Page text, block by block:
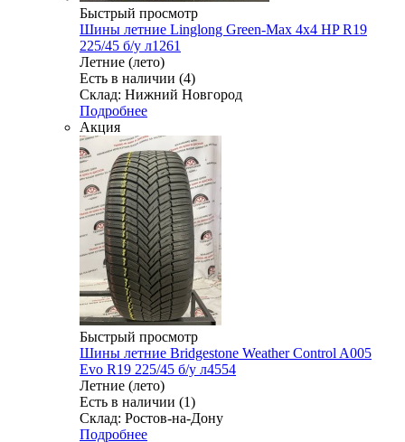
Быстрый просмотр
Шины летние Linglong Green-Max 4x4 HP R19
225/45 б/у л1261
Летние (лето)
Есть в наличии (4)
Склад: Нижний Новгород
Подробнее
Акция
Быстрый просмотр
Шины летние Bridgestone Weather Control A005
Evo R19 225/45 б/у л4554
Летние (лето)
Есть в наличии (1)
Склад: Ростов-на-Дону
Подробнее